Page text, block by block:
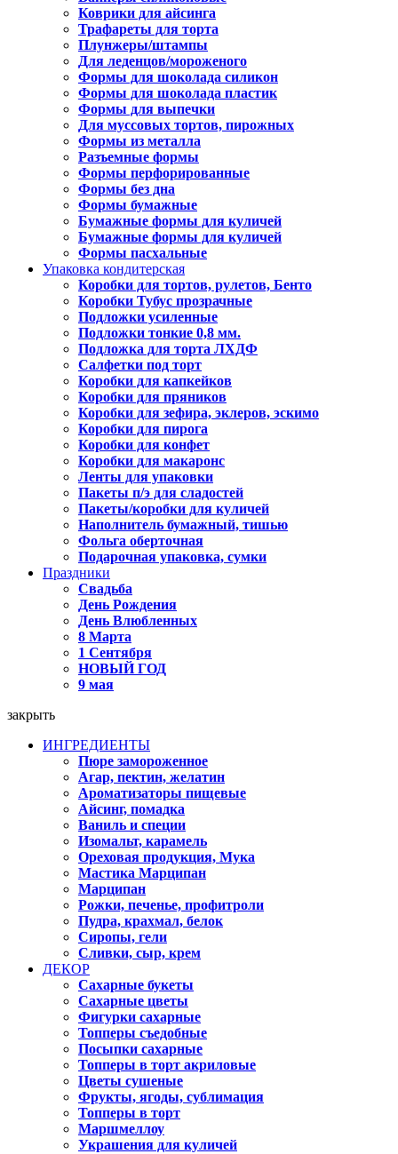
Коврики для айсинга
Трафареты для торта
Плунжеры/штампы
Для леденцов/мороженого
Формы для шоколада силикон
Формы для шоколада пластик
Формы для выпечки
Для муссовых тортов, пирожных
Формы из металла
Разъемные формы
Формы перфорированные
Формы без дна
Формы бумажные
Бумажные формы для куличей
Бумажные формы для куличей
Формы пасхальные
Упаковка кондитерская
Коробки для тортов, рулетов, Бенто
Коробки Тубус прозрачные
Подложки усиленные
Подложки тонкие 0,8 мм.
Подложка для торта ЛХДФ
Салфетки под торт
Коробки для капкейков
Коробки для пряников
Коробки для зефира, эклеров, эскимо
Коробки для пирога
Коробки для конфет
Коробки для макаронс
Ленты для упаковки
Пакеты п/э для сладостей
Пакеты/коробки для куличей
Наполнитель бумажный, тишью
Фольга оберточная
Подарочная упаковка, сумки
Праздники
Свадьба
День Рождения
День Влюбленных
8 Марта
1 Сентября
НОВЫЙ ГОД
9 мая
закрыть
ИНГРЕДИЕНТЫ
Пюре замороженное
Агар, пектин, желатин
Ароматизаторы пищевые
Айсинг, помадка
Ваниль и специи
Изомальт, карамель
Ореховая продукция, Мука
Мастика Марципан
Марципан
Рожки, печенье, профитроли
Пудра, крахмал, белок
Сиропы, гели
Сливки, сыр, крем
ДЕКОР
Сахарные букеты
Сахарные цветы
Фигурки сахарные
Топперы съедобные
Посыпки сахарные
Топперы в торт акриловые
Цветы сушеные
Фрукты, ягоды, сублимация
Топперы в торт
Маршмеллоу
Украшения для куличей